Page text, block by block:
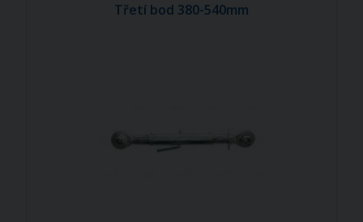
Třetí bod 380-540mm